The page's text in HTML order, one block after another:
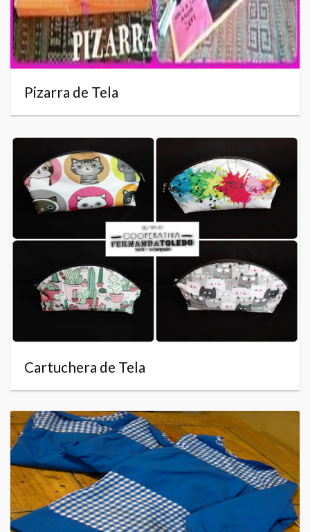
Pizarra de Tela
Cartuchera de Tela